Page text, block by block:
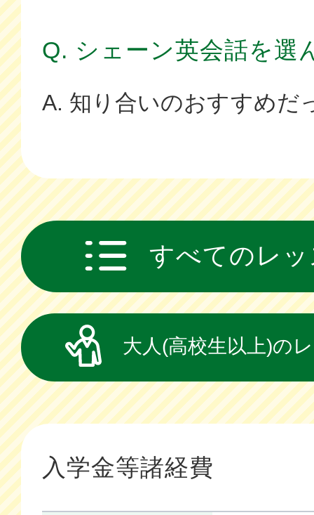
Q. シェーン英会話を選
A. 知り合いのおすすめだ
すべてのレ
大人(高校生以上)の
入学金等諸経費